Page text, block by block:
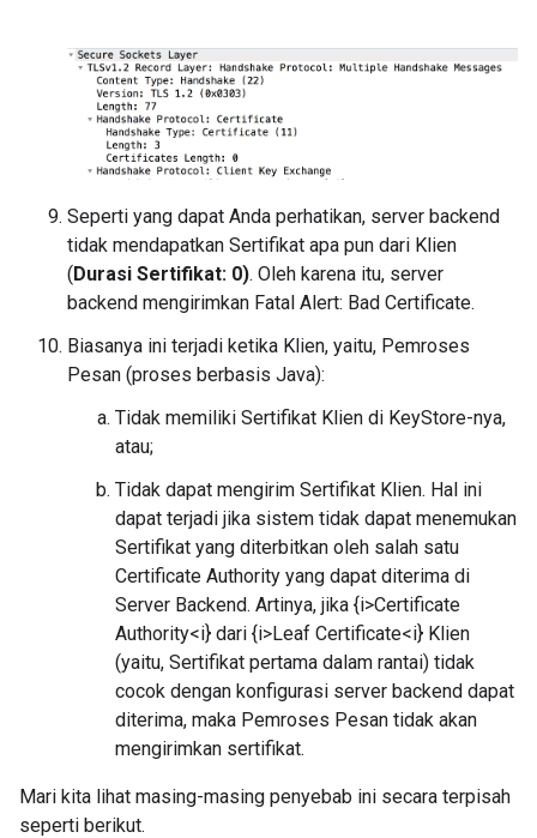
Seperti yang dapat Anda perhatikan, server backend
tidak mendapatkan Sertifikat apa pun dari Klien
(Durasi Sertifikat: 0). Oleh karena itu, server
backend mengirimkan Fatal Alert: Bad Certificate.
Biasanya ini terjadi ketika Klien, yaitu, Pemroses
Pesan (proses berbasis Java):
Tidak memiliki Sertifikat Klien di KeyStore-nya,
atau;
Tidak dapat mengirim Sertifikat Klien. Hal ini
dapat terjadi jika sistem tidak dapat menemukan
Sertifikat yang diterbitkan oleh salah satu
Certificate Authority yang dapat diterima di
Server Backend. Artinya, jika {i>Certificate
Authority<i} dari {i>Leaf Certificate<i} Klien
(yaitu, Sertifikat pertama dalam rantai) tidak
cocok dengan konfigurasi server backend dapat
diterima, maka Pemroses Pesan tidak akan
mengirimkan sertifikat.
Mari kita lihat masing-masing penyebab ini secara terpisah
seperti berikut.